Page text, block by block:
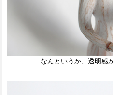
なんというか、透明感